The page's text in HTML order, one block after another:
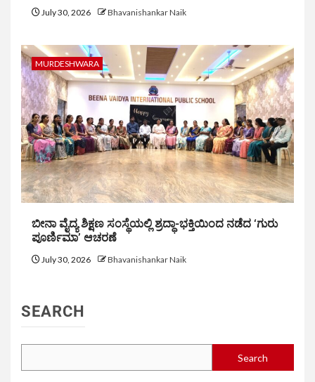
July 30, 2026 Bhavanishankar Naik
MURDESHWARA
ಬೀನಾ ವೈದ್ಯ ಶಿಕ್ಷಣ ಸಂಸ್ಥೆಯಲ್ಲಿ ಶ್ರದ್ಧಾ-ಭಕ್ತಿಯಿಂದ ನಡೆದ ‘ಗುರು
ಪೂರ್ಣಿಮಾ’ ಆಚರಣೆ
July 30, 2026 Bhavanishankar Naik
SEARCH
Search